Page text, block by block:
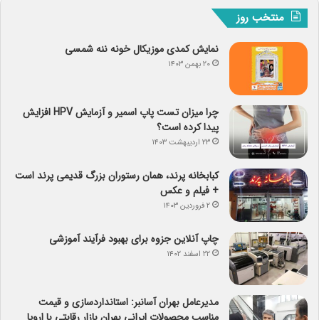
منتخب روز
نمایش کمدی موزیکال خونه ننه شمسی
۲۰ بهمن ۱۴۰۳
چرا میزان تست پاپ اسمیر و آزمایش HPV افزایش
پیدا کرده است؟
۲۳ اردیبهشت ۱۴۰۳
کبابخانه پرند، همان رستوران بزرگ قدیمی پرند است
+ فیلم و عکس
۲ فروردین ۱۴۰۳
چاپ آنلاین جزوه برای بهبود فرآیند آموزشی
۲۲ اسفند ۱۴۰۲
مدیرعامل بهران آسانبر: استانداردسازی و قیمت